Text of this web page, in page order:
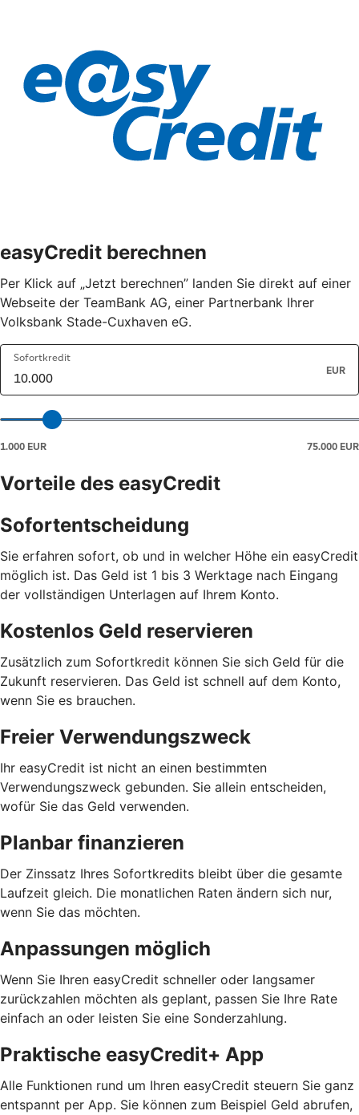
easyCredit berechnen
Per Klick auf „Jetzt berechnen” landen Sie direkt auf einer
Webseite der TeamBank AG, einer Partnerbank Ihrer
Volksbank Stade-Cuxhaven eG.
Vorteile des easyCredit
Sofortentscheidung
Sie erfahren sofort, ob und in welcher Höhe ein easyCredit
möglich ist. Das Geld ist 1 bis 3 Werktage nach Eingang
der vollständigen Unterlagen auf Ihrem Konto.
Kostenlos Geld reservieren
Zusätzlich zum Sofortkredit können Sie sich Geld für die
Zukunft reservieren. Das Geld ist schnell auf dem Konto,
wenn Sie es brauchen.
Freier Verwendungszweck
Ihr easyCredit ist nicht an einen bestimmten
Verwendungszweck gebunden. Sie allein entscheiden,
wofür Sie das Geld verwenden.
Planbar finanzieren
Der Zinssatz Ihres Sofortkredits bleibt über die gesamte
Laufzeit gleich. Die monatlichen Raten ändern sich nur,
wenn Sie das möchten.
Anpassungen möglich
Wenn Sie Ihren easyCredit schneller oder langsamer
zurückzahlen möchten als geplant, passen Sie Ihre Rate
einfach an oder leisten Sie eine Sonderzahlung.
Praktische easyCredit+ App
Alle Funktionen rund um Ihren easyCredit steuern Sie ganz
entspannt per App. Sie können zum Beispiel Geld abrufen,